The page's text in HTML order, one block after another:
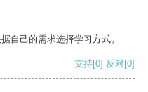
自己的需求选择学习方式。
支持[0] 反对[0]